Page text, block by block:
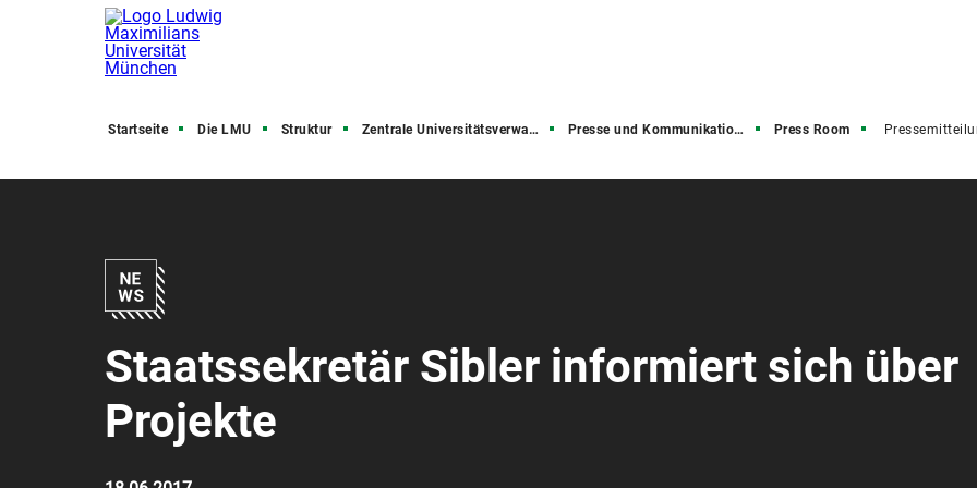
Startseite Die LMU Struktur Zentrale Universitätsverwaltung Presse und Kommunikation (PuK) Press Room
Staatssekretär Sibler informiert sich über
Projekte